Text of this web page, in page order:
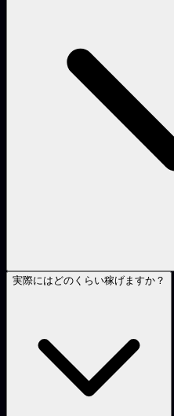
実際にはどのくらい稼げますか？